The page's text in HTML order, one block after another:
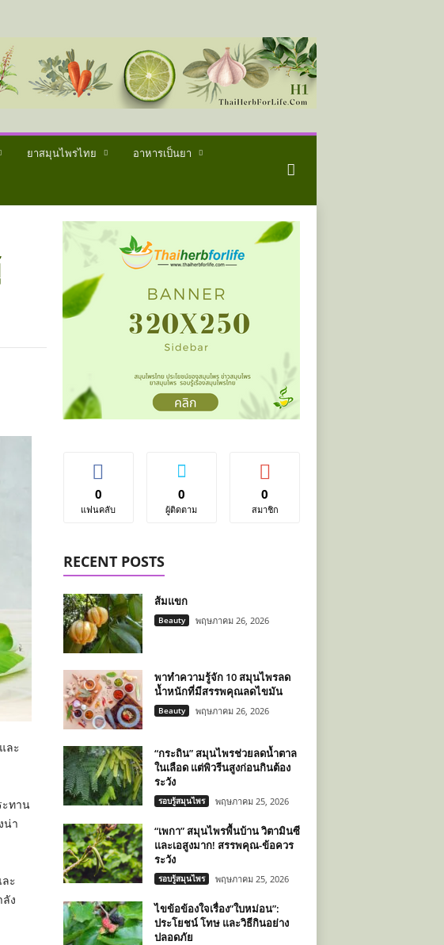
ยาสมุนไพรไทย อาหารเป็นยา
ละ
ะทาน
น่า
ะ
ง
0
แฟนคลับ
0
ผู้ติดตาม
0
สมาชิก
RECENT POSTS
ส้มแขก
Beauty พฤษภาคม 26, 2026
พาทำความรู้จัก 10 สมุนไพรลด
น้ำหนักที่มีสรรพคุณลดไขมัน
Beauty พฤษภาคม 26, 2026
“กระถิน” สมุนไพรช่วยลดน้ำตาล
ในเลือด แต่พิวรีนสูงก่อนกินต้อง
ระวัง
รอบรู้สมุนไพร พฤษภาคม 25, 2026
“เพกา” สมุนไพรพื้นบ้าน วิตามินซี
และเอสูงมาก! สรรพคุณ-ข้อควร
ระวัง
รอบรู้สมุนไพร พฤษภาคม 25, 2026
ไขข้อข้องใจเรื่อง”ใบหม่อน”:
ประโยชน์ โทษ และวิธีกินอย่าง
ปลอดภัย